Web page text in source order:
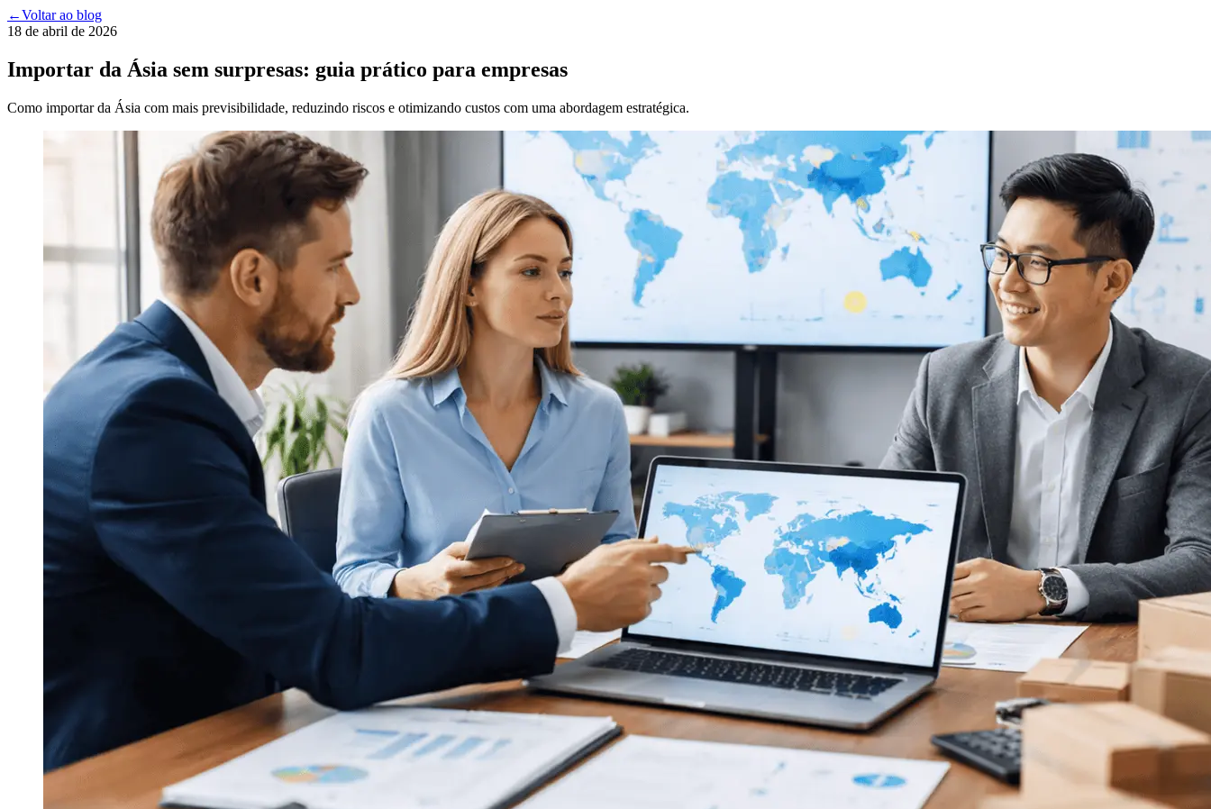
←Voltar ao blog
18 de abril de 2026
Importar da Ásia sem surpresas: guia prático para empresas
Como importar da Ásia com mais previsibilidade, reduzindo riscos e otimizando custos com uma abordagem estratégica.